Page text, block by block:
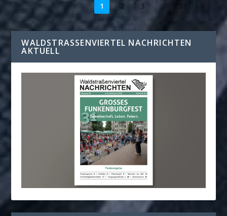
1 2 3 ... 31
WALDSTRASSENVIERTEL NACHRICHTEN A
KTUELL